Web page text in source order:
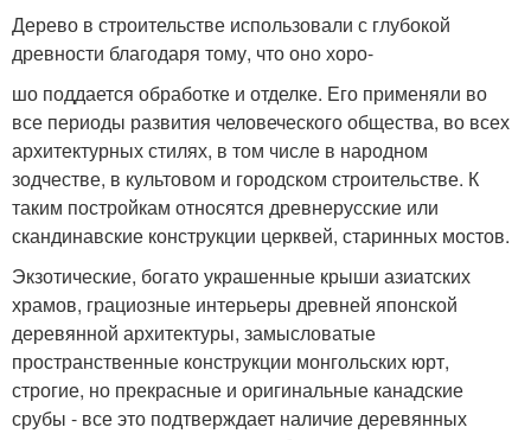
Дерево в строительстве использовали с глубокой
древности благодаря тому, что оно хоро-
шо поддается обработке и отделке. Его применяли во
все периоды развития человеческого общества, во всех
архитектурных стилях, в том числе в народном
зодчестве, в культовом и городском строительстве. К
таким постройкам относятся древнерусские или
скандинавские конструкции церквей, старинных мостов.
Экзотические, богато украшенные крыши азиатских
храмов, грациозные интерьеры древней японской
деревянной архитектуры, замысловатые
пространственные конструкции монгольских юрт,
строгие, но прекрасные и оригинальные канадские
срубы - все это подтверждает наличие деревянных